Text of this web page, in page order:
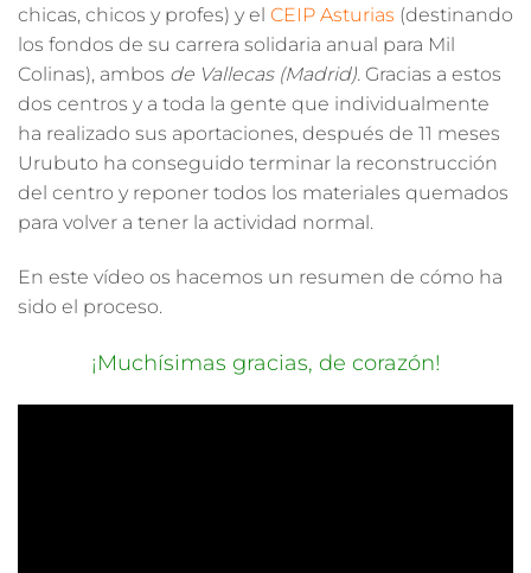
chicas, chicos y profes) y el CEIP Asturias (destinando
los fondos de su carrera solidaria anual para Mil
Colinas), ambos de Vallecas (Madrid). Gracias a estos
dos centros y a toda la gente que individualmente
ha realizado sus aportaciones, después de 11 meses
Urubuto ha conseguido terminar la reconstrucción
del centro y reponer todos los materiales quemados
para volver a tener la actividad normal.
En este vídeo os hacemos un resumen de cómo ha
sido el proceso.
¡Muchísimas gracias, de corazón!